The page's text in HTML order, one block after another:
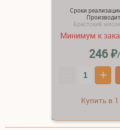
Сроки
Брестский
Минимум к
246₽
+
Купить в